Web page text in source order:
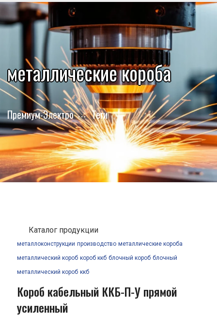
металлические короба
Премиум-Электро Теги
Каталог продукции
металлоконструкции производство металлические короба
металлический короб короб ккб блочный короб блочный
металлический короб ккб
Короб кабельный ККБ-П-У прямой
усиленный